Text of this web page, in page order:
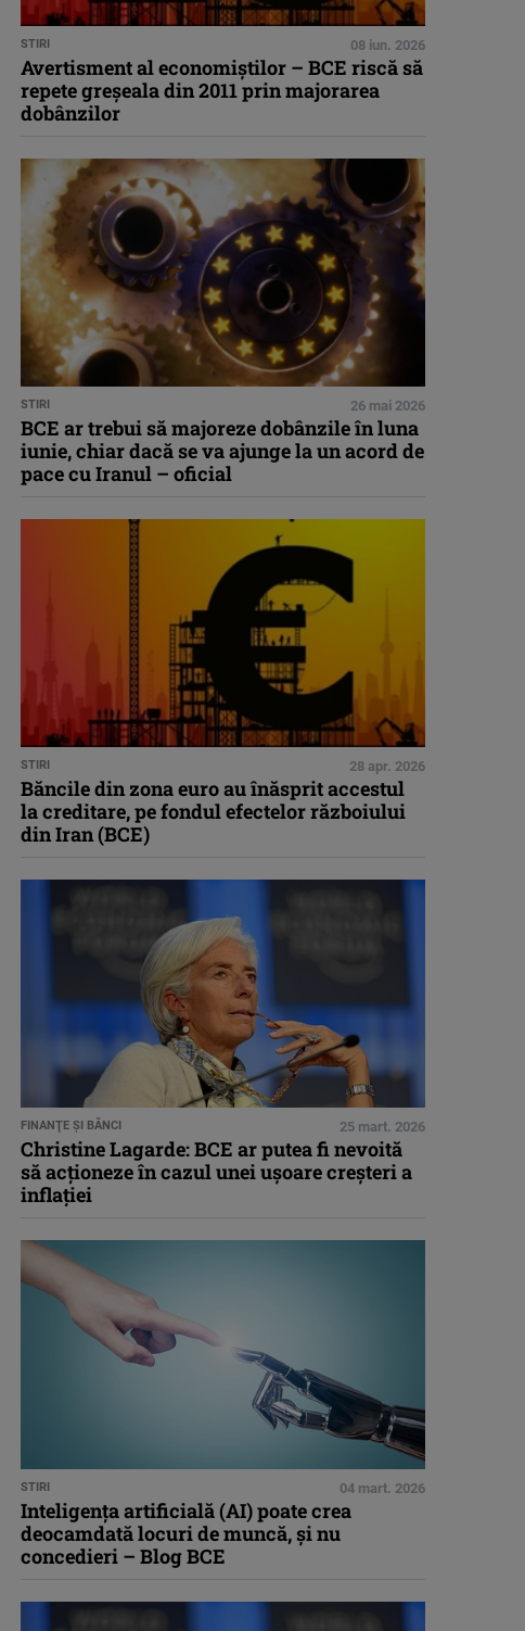
STIRI 08 iun. 2026
Avertisment al economiştilor – BCE riscă să
repete greşeala din 2011 prin majorarea
dobânzilor
STIRI 26 mai 2026
BCE ar trebui să majoreze dobânzile în luna
iunie, chiar dacă se va ajunge la un acord de
pace cu Iranul – oficial
STIRI 28 apr. 2026
Băncile din zona euro au înăsprit accestul
la creditare, pe fondul efectelor războiului
din Iran (BCE)
FINANŢE ŞI BĂNCI 25 mart. 2026
Christine Lagarde: BCE ar putea fi nevoită
să acţioneze în cazul unei uşoare creşteri a
inflaţiei
STIRI 04 mart. 2026
Inteligenţa artificială (AI) poate crea
deocamdată locuri de muncă, şi nu
concedieri – Blog BCE